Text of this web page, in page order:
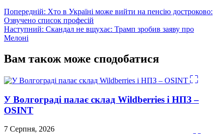
Навігація
записів
Попередній: Хто в Україні може вийти на пенсію достроково:
Озвучено список професій
Наступний: Скандал не вщухає: Трамп зробив заяву про
Мелоні
Вам також може сподобатися
У Волгограді палає склад Wildberries і НПЗ –
OSINT
7 Серпня, 2026